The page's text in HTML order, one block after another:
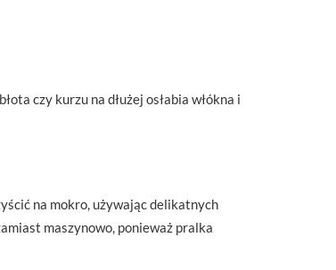
czy kurzu na dłużej osłabia włókna i
na mokro, używając delikatnych
maszynowo, ponieważ pralka